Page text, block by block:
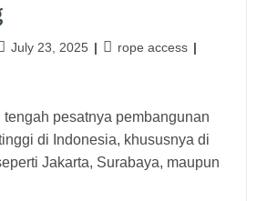
July 23, 2025
rope access
tengah pesatnya pembangunan
di Indonesia, khususnya di
Jakarta, Surabaya, maupun